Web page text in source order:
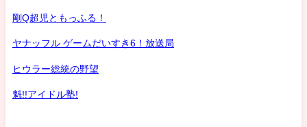
剛Q超児ともっふる！
ヤナッフル ゲームだいすき6！放送局
ヒウラー総統の野望
魁!!アイドル塾!